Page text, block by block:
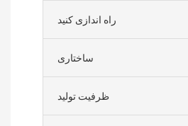
راه اندازی کنید
ساختاری
ظرفیت تولید